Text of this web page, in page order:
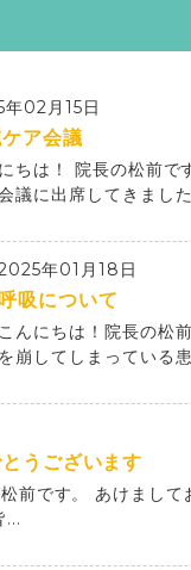
02月15日
ア会議
ちは！ 院長の松前で
議に出席してきまし
年01月18日
吸について
こんにちは！院長の松
を崩してしまっている
うございます
前です。 あけまし
...